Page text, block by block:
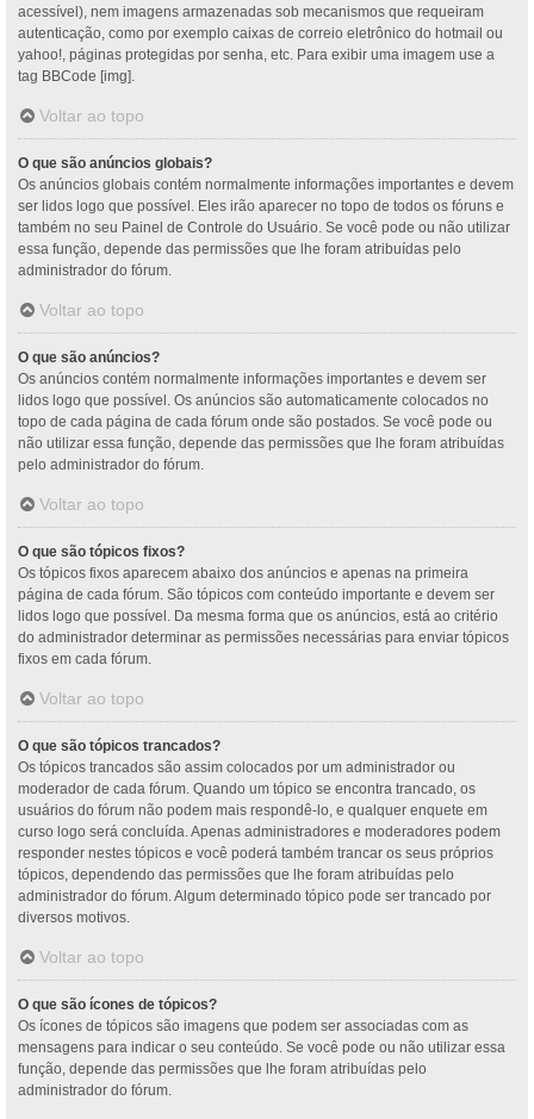
acessível), nem imagens armazenadas sob mecanismos que requeiram
autenticação, como por exemplo caixas de correio eletrônico do hotmail ou
yahoo!, páginas protegidas por senha, etc. Para exibir uma imagem use a
tag BBCode [img].
Voltar ao topo
O que são anúncios globais?
Os anúncios globais contém normalmente informações importantes e devem
ser lidos logo que possível. Eles irão aparecer no topo de todos os fóruns e
também no seu Painel de Controle do Usuário. Se você pode ou não utilizar
essa função, depende das permissões que lhe foram atribuídas pelo
administrador do fórum.
Voltar ao topo
O que são anúncios?
Os anúncios contém normalmente informações importantes e devem ser
lidos logo que possível. Os anúncios são automaticamente colocados no
topo de cada página de cada fórum onde são postados. Se você pode ou
não utilizar essa função, depende das permissões que lhe foram atribuídas
pelo administrador do fórum.
Voltar ao topo
O que são tópicos fixos?
Os tópicos fixos aparecem abaixo dos anúncios e apenas na primeira
página de cada fórum. São tópicos com conteúdo importante e devem ser
lidos logo que possível. Da mesma forma que os anúncios, está ao critério
do administrador determinar as permissões necessárias para enviar tópicos
fixos em cada fórum.
Voltar ao topo
O que são tópicos trancados?
Os tópicos trancados são assim colocados por um administrador ou
moderador de cada fórum. Quando um tópico se encontra trancado, os
usuários do fórum não podem mais respondê-lo, e qualquer enquete em
curso logo será concluída. Apenas administradores e moderadores podem
responder nestes tópicos e você poderá também trancar os seus próprios
tópicos, dependendo das permissões que lhe foram atribuídas pelo
administrador do fórum. Algum determinado tópico pode ser trancado por
diversos motivos.
Voltar ao topo
O que são ícones de tópicos?
Os ícones de tópicos são imagens que podem ser associadas com as
mensagens para indicar o seu conteúdo. Se você pode ou não utilizar essa
função, depende das permissões que lhe foram atribuídas pelo
administrador do fórum.